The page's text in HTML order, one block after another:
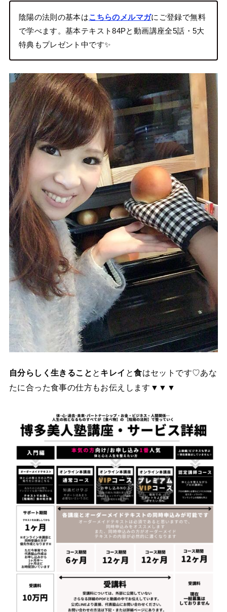
陰陽の法則の基本はこちらのメルマガにご登録で無料
で学べます。基本テキスト84Pと動画講座全5話・5大
特典もプレゼント中です✨
自分らしく生きること と キレイ と食はセットです♡あな
たに合った食事の仕方もお伝えします▼▼▼